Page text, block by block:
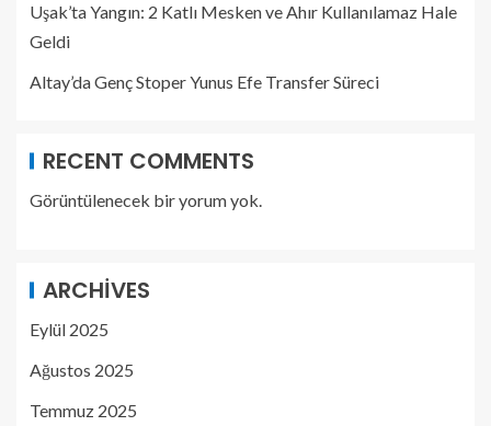
Uşak’ta Yangın: 2 Katlı Mesken ve Ahır Kullanılamaz Hale
Geldi
Altay’da Genç Stoper Yunus Efe Transfer Süreci
RECENT COMMENTS
Görüntülenecek bir yorum yok.
ARCHIVES
Eylül 2025
Ağustos 2025
Temmuz 2025